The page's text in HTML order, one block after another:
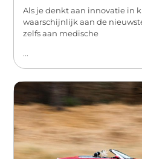
Als je denkt aan innovatie in
waarschijnlijk aan de
zelfs aan medische
...